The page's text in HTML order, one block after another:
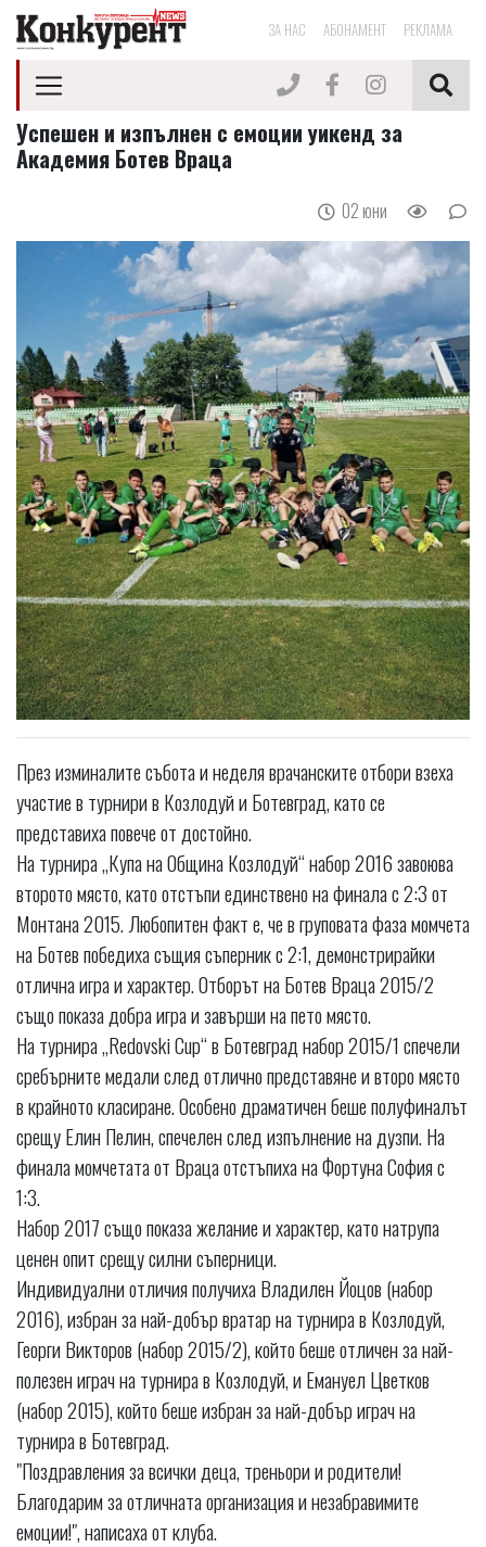
ЗА НАС АБОНАМЕНТ РЕКЛАМА
Успешен и изпълнен с емоции уикенд за
Академия Ботев Враца
02 юни
През изминалите събота и неделя врачанските отбори взеха
участие в турнири в Козлодуй и Ботевград, като се
представиха повече от достойно.
На турнира „Купа на Община Козлодуй“ набор 2016 завоюва
второто място, като отстъпи единствено на финала с 2:3 от
Монтана 2015. Любопитен факт е, че в груповата фаза момчета
на Ботев победиха същия съперник с 2:1, демонстрирайки
отлична игра и характер. Отборът на Ботев Враца 2015/2
също показа добра игра и завърши на пето място.
На турнира „Redovski Cup“ в Ботевград набор 2015/1 спечели
сребърните медали след отлично представяне и второ място
в крайното класиране. Особено драматичен беше полуфиналът
срещу Елин Пелин, спечелен след изпълнение на дузпи. На
финала момчетата от Враца отстъпиха на Фортуна София с
1:3.
Набор 2017 също показа желание и характер, като натрупа
ценен опит срещу силни съперници.
Индивидуални отличия получиха Владилен Йоцов (набор
2016), избран за най-добър вратар на турнира в Козлодуй,
Георги Викторов (набор 2015/2), който беше отличен за най-
полезен играч на турнира в Козлодуй, и Емануел Цветков
(набор 2015), който беше избран за най-добър играч на
турнира в Ботевград.
"Поздравления за всички деца, треньори и родители!
Благодарим за отличната организация и незабравимите
емоции!", написаха от клуба.